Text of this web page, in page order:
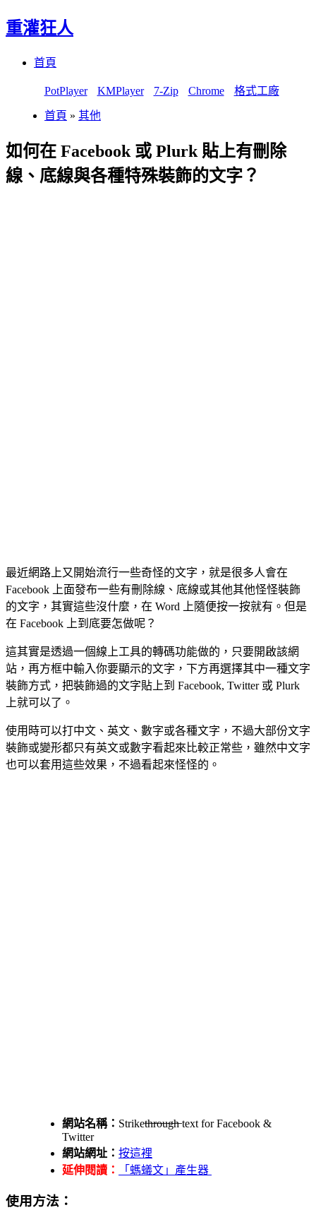
重灌狂人
首頁
PotPlayer KMPlayer 7-Zip Chrome 格式工廠
首頁 » 其他
如何在 Facebook 或 Plurk 貼上有刪除
線、底線與各種特殊裝飾的文字？
最近網路上又開始流行一些奇怪的文字，就是很多人會在
Facebook 上面發布一些有刪除線、底線或其他其他怪怪裝飾
的文字，其實這些沒什麼，在 Word 上隨便按一按就有。但是
在 Facebook 上到底要怎做呢？
這其實是透過一個線上工具的轉碼功能做的，只要開啟該網
站，再方框中輸入你要顯示的文字，下方再選擇其中一種文字
裝飾方式，把裝飾過的文字貼上到 Facebook, Twitter 或 Plurk
上就可以了。
使用時可以打中文、英文、數字或各種文字，不過大部份文字
裝飾或變形都只有英文或數字看起來比較正常些，雖然中文字
也可以套用這些效果，不過看起來怪怪的。
網站名稱： Striket̶h̶r̶o̶u̶g̶h̶ text for Facebook &
Twitter
網站網址： 按這裡
延伸閱讀：
「螞蟻文」產生器
使用方法：